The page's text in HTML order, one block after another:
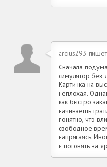
arcius293
Сначала
симулятор без
Картинка на
неплохая.
как быстро
начинаешь
понятно, что
свободное
напрягаясь.
и погонять на